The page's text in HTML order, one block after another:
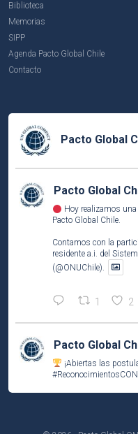
Biblioteca
Memorias
SIPP
Agenda Pacto Global Chile
Contacto
Pacto Global
Pacto Global
Hoy realizamos
Pacto Global Chile.
Contamos con la
residente a.i. del
(@ONUChile).
1 2
Pacto Global
¡Abiertas las